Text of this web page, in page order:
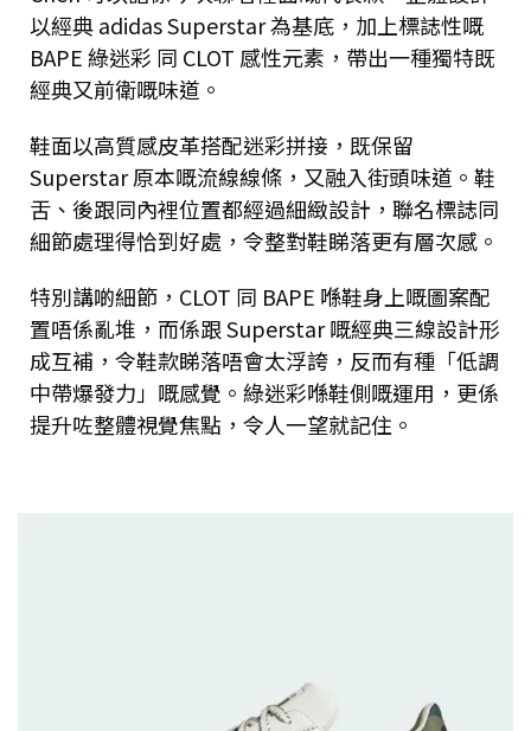
以經典 adidas Superstar 為基底，加上標誌性嘅
BAPE 綠迷彩 同 CLOT 感性元素，帶出一種獨特既
經典又前衛嘅味道。
鞋面以高質感皮革搭配迷彩拼接，既保留
Superstar 原本嘅流線線條，又融入街頭味道。鞋
舌、後跟同內裡位置都經過細緻設計，聯名標誌同
細節處理得恰到好處，令整對鞋睇落更有層次感。
特別講啲細節，CLOT 同 BAPE 喺鞋身上嘅圖案配
置唔係亂堆，而係跟 Superstar 嘅經典三線設計形
成互補，令鞋款睇落唔會太浮誇，反而有種「低調
中帶爆發力」嘅感覺。綠迷彩喺鞋側嘅運用，更係
提升咗整體視覺焦點，令人一望就記住。